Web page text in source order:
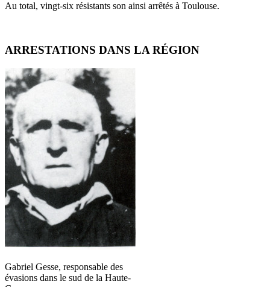
Au total, vingt-six résistants son ainsi arrêtés à Toulouse.
ARRESTATIONS DANS LA RÉGION
Gabriel Gesse, responsable des
évasions dans le sud de la Haute-